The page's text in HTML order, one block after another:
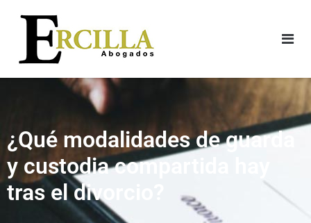
¿Qué modalidades de guarda
y custodia compartida hay
tras el divorcio?